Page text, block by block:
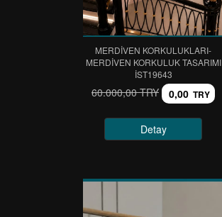
MERDİVEN KORKULUKLARI-
MERDİVEN KORKULUK TASARIMI
IST19643
60.000,00 TRY 0,00 TRY
Detay